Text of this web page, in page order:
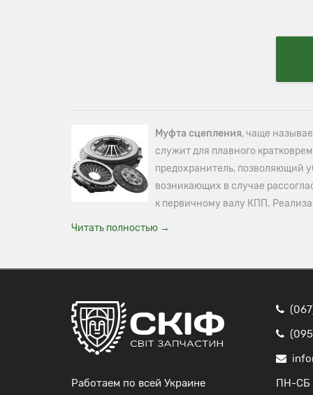
Муфта сцепления, чаще
служит для плавного
предохранитель, позволяющий
возникающих в случае
к первичному валу КПП.
Читать полностью →
Работаем по всей Украине
ПН-СБ